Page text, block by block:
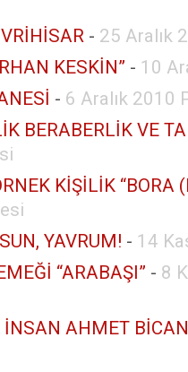
- 25 Aralık
KESKİN” - 10
- 6 Aralık 2010
BERABERLİK VE
KİŞİLİK “BORA
YAVRUM! - 14
“ARABAŞI” - 8
İNSAN AHMET